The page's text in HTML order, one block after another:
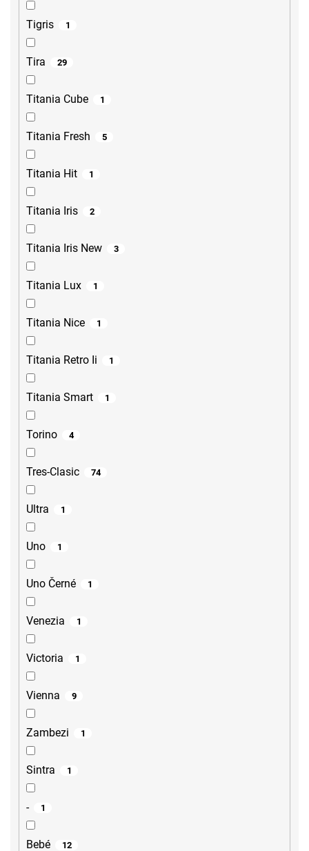
Tigris 1
Tira 29
Titania Cube 1
Titania Fresh 5
Titania Hit 1
Titania Iris 2
Titania Iris New 3
Titania Lux 1
Titania Nice 1
Titania Retro Ii 1
Titania Smart 1
Torino 4
Tres-Clasic 74
Ultra 1
Uno 1
Uno Černé 1
Venezia 1
Victoria 1
Vienna 9
Zambezi 1
Sintra 1
- 1
Bebé 12